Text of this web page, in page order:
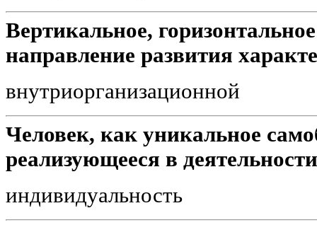
Вертикальное,
направление развития
внутриорганизационной
Человек, как уникальное
реализующееся в
индивидуальность